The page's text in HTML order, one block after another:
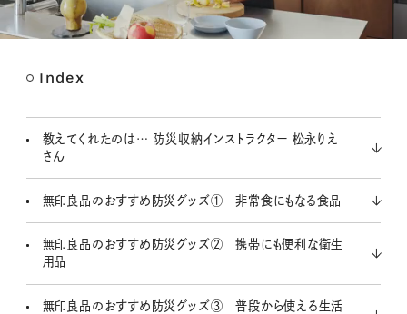
Index
教えてくれたのは… 防災収納インストラクター 松永りえ
さん
無印良品のおすすめ防災グッズ① 非常食にもなる食品
無印良品のおすすめ防災グッズ② 携帯にも便利な衛生
用品
無印良品のおすすめ防災グッズ③ 普段から使える生活